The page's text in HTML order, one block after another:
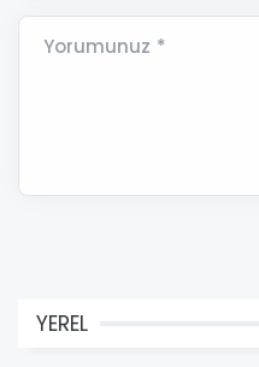
Yorumunuz *
YEREL